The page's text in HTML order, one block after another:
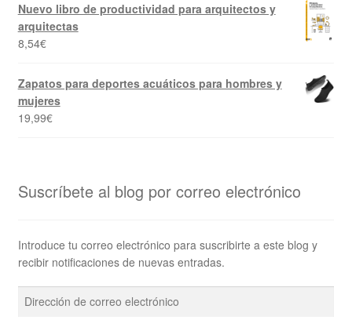
Nuevo libro de productividad para arquitectos y
arquitectas
8,54€
Zapatos para deportes acuáticos para hombres y
mujeres
19,99€
Suscríbete al blog por correo electrónico
Introduce tu correo electrónico para suscribirte a este blog y
recibir notificaciones de nuevas entradas.
Dirección
de